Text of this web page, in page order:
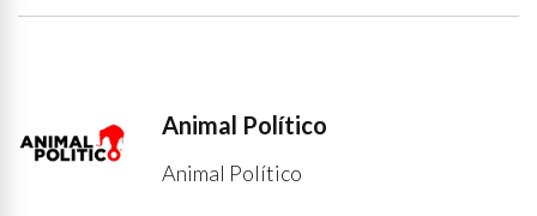
Animal Político
Animal Político